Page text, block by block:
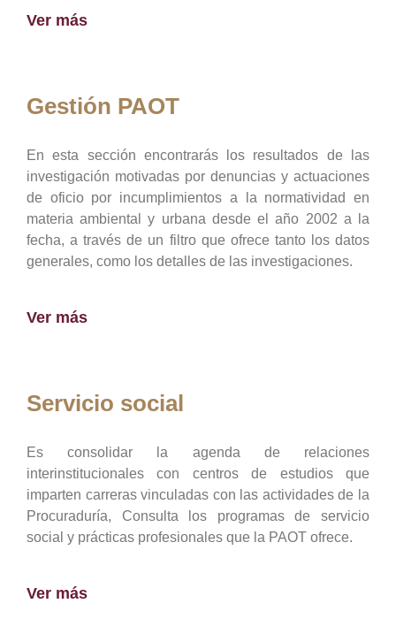
Ver más
Gestión PAOT
En esta sección encontrarás los resultados de las
investigación motivadas por denuncias y actuaciones
de oficio por incumplimientos a la normatividad en
materia ambiental y urbana desde el año 2002 a la
fecha, a través de un filtro que ofrece tanto los datos
generales, como los detalles de las investigaciones.
Ver más
Servicio social
Es consolidar la agenda de relaciones
interinstitucionales con centros de estudios que
imparten carreras vinculadas con las actividades de la
Procuraduría, Consulta los programas de servicio
social y prácticas profesionales que la PAOT ofrece.
Ver más